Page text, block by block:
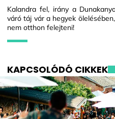
Kalandra fel, irány a
váró táj vár a hegyek
nem otthon felejteni!
KAPCSOLÓDÓ CIKKEK